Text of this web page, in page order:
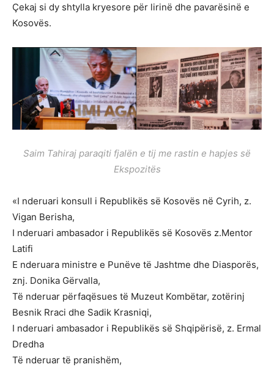
Çekaj si dy shtylla kryesore për lirinë dhe pavarësinë e
Kosovës.
Saim Tahiraj paraqiti fjalën e tij me rastin e hapjes së
Ekspozitës
«I nderuari konsull i Republikës së Kosovës në Cyrih, z.
Vigan Berisha,
I nderuari ambasador i Republikës së Kosovës z.Mentor
Latifi
E nderuara ministre e Punëve të Jashtme dhe Diasporës,
znj. Donika Gërvalla,
Të nderuar përfaqësues të Muzeut Kombëtar, zotërinj
Besnik Rraci dhe Sadik Krasniqi,
I nderuari ambasador i Republikës së Shqipërisë, z. Ermal
Dredha
Të nderuar të pranishëm,